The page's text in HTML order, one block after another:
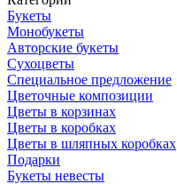
Букеты
Монобукеты
Авторские букеты
Сухоцветы
Специальное предложение
Цветочные композиции
Цветы в корзинах
Цветы в коробках
Цветы в шляпных коробках
Подарки
Букеты невесты